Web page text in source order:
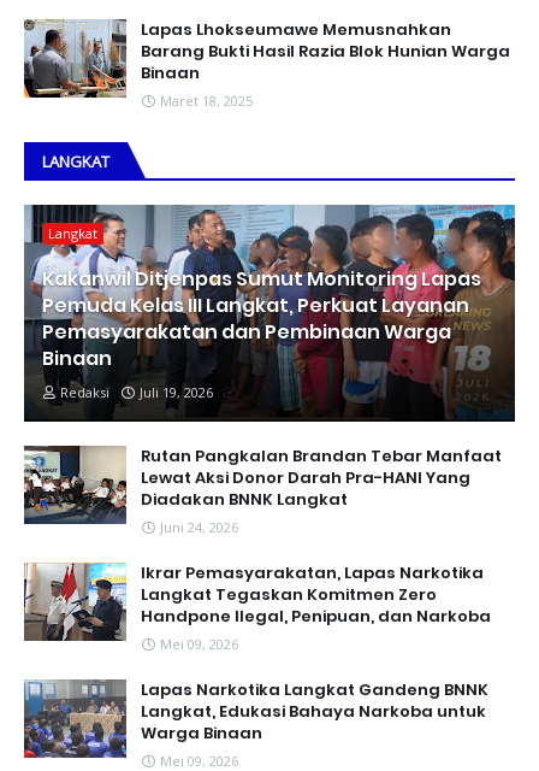
Lapas Lhokseumawe Memusnahkan
Barang Bukti Hasil Razia Blok Hunian Warga
Binaan
Maret 18, 2025
LANGKAT
Langkat
Kakanwil Ditjenpas Sumut Monitoring Lapas
Pemuda Kelas III Langkat, Perkuat Layanan
Pemasyarakatan dan Pembinaan Warga
Binaan
Redaksi Juli 19, 2026
Rutan Pangkalan Brandan Tebar Manfaat
Lewat Aksi Donor Darah Pra-HANI Yang
Diadakan BNNK Langkat
Juni 24, 2026
Ikrar Pemasyarakatan, Lapas Narkotika
Langkat Tegaskan Komitmen Zero
Handpone llegal, Penipuan, dan Narkoba
Mei 09, 2026
Lapas Narkotika Langkat Gandeng BNNK
Langkat, Edukasi Bahaya Narkoba untuk
Warga Binaan
Mei 09, 2026